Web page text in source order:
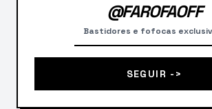
@FAROFAOFF
Bastidores e fofocas
SEGUIR ->